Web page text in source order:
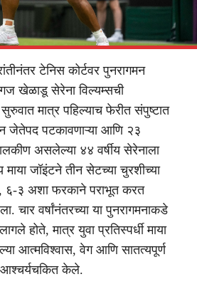
टेनिस कोर्टवर पुनरागमन
खेळाडू सेरेना विल्यम्सची
मात्र पहिल्याच फेरीत संपुष्टात
जेतेपद पटकावणाऱ्या आणि २३
असलेल्या ४४ वर्षीय सेरेनाला
माया जॉइंटने तीन सेटच्या चुरशीच्या
६-३ अशा फरकाने पराभूत करत
चार वर्षांनंतरच्या या पुनरागमनाकडे
होते, मात्र युवा प्रतिस्पर्धी माया
आत्मविश्वास, वेग आणि सातत्यपूर्ण
आश्चर्यचकित केले.